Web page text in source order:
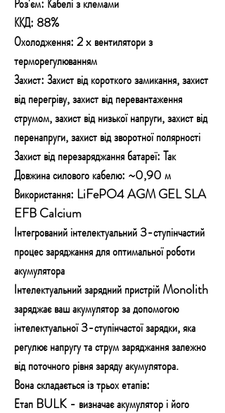
ККД: 88%
Охолодження: 2 x вентилятори з
терморегулюванням
Захист: Захист від короткого замикання, захист
від перегріву, захист від перевантаження
струмом, захист від низької напруги, захист від
перенапруги, захист від зворотної полярності
Захист від перезаряджання батареї: Так
Довжина силового кабелю: ~0,90 м
Використання: LiFePO4 AGM GEL SLA
EFB Calcium
Інтегрований інтелектуальний 3-ступінчастий
процес заряджання для оптимальної роботи
акумулятора
Інтелектуальний зарядний пристрій Monolith
заряджає ваш акумулятор за допомогою
інтелектуальної 3-ступінчастої зарядки, яка
регулює напругу та струм заряджання залежно
від поточного рівня заряду акумулятора.
Вона складається із трьох етапів:
Етап BULK - визначає акумулятор і його